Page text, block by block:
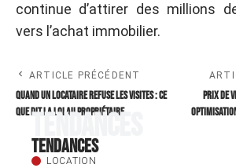
continue d’attirer des millions
vers l’achat immobilier.
ARTICLE PRÉCÉDENT
Quand un locataire refuse les visites : ce
que dit la loi au propriétaire
Prix de
Tendances
Tendances
LOCATION